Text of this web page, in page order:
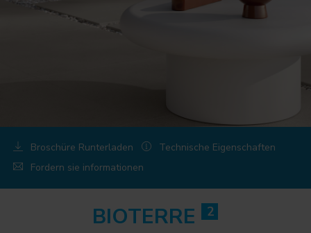
Broschüre Runterladen
Technische Eigenschaften
Fordern sie informationen
BIOTERRE 2